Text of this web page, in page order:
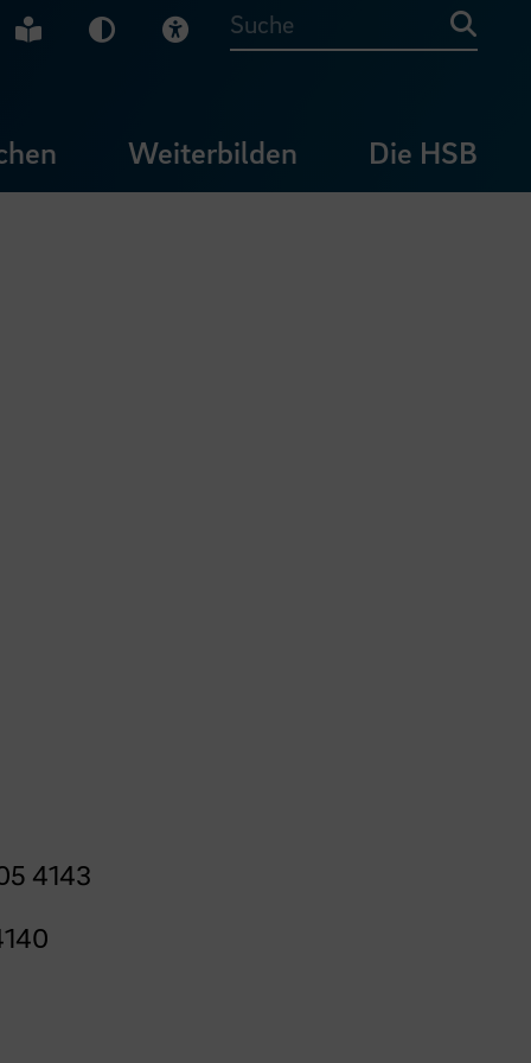
Gebärdensprache
Leichte Sprache
Dunkel-Modus
Visuelle Hilfe
Suche
Weiterbilden Die HSB
4143